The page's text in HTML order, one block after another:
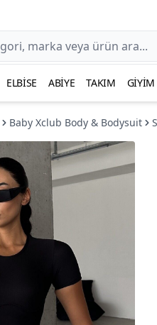
ELBISE ABIYE TAKIM GIYIM
Baby Xclub Body & Bodysuit